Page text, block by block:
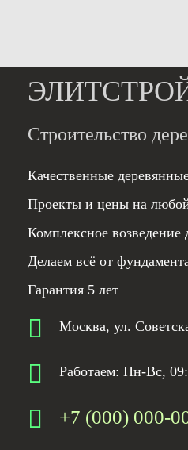
Строительство
Качественные
Проекты и цены на
Комплексное возведение
Делаем всё от
Гарантия 5 лет
Москва, ул.
Работаем: Пн-Вс,
+7 (000) 000-